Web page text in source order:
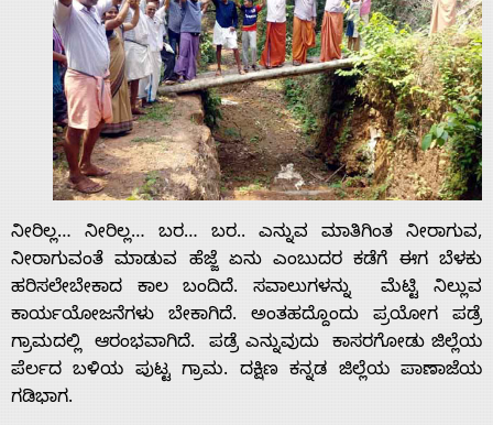
ನೀರಿಲ್ಲ… ನೀರಿಲ್ಲ… ಬರ… ಬರ.. ಎನ್ನುವ ಮಾತಿಗಿಂತ ನೀರಾಗುವ,
ನೀರಾಗುವಂತೆ ಮಾಡುವ ಹೆಜ್ಜೆ ಏನು ಎಂಬುದರ ಕಡೆಗೆ ಈಗ ಬೆಳಕು
ಹರಿಸಲೇಬೇಕಾದ ಕಾಲ ಬಂದಿದೆ. ಸವಾಲುಗಳನ್ನು ಮೆಟ್ಟಿ ನಿಲ್ಲುವ
ಕಾರ್ಯಯೋಜನೆಗಳು ಬೇಕಾಗಿದೆ. ಅಂತಹದ್ದೊಂದು ಪ್ರಯೋಗ ಪಡ್ರೆ
ಗ್ರಾಮದಲ್ಲಿ ಆರಂಭವಾಗಿದೆ. ಪಡ್ರೆ ಎನ್ನುವುದು ಕಾಸರಗೋಡು ಜಿಲ್ಲೆಯ
ಪೆರ್ಲದ ಬಳಿಯ ಪುಟ್ಟ ಗ್ರಾಮ. ದಕ್ಷಿಣ ಕನ್ನಡ ಜಿಲ್ಲೆಯ ಪಾಣಾಜೆಯ
ಗಡಿಭಾಗ.